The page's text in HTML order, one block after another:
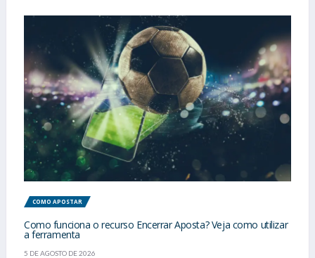
COMO APOSTAR
Como funciona o recurso Encerrar Aposta? Veja como utilizar
a ferramenta
5 DE AGOSTO DE 2026